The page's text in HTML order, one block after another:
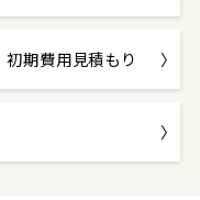
初期費用見積もり